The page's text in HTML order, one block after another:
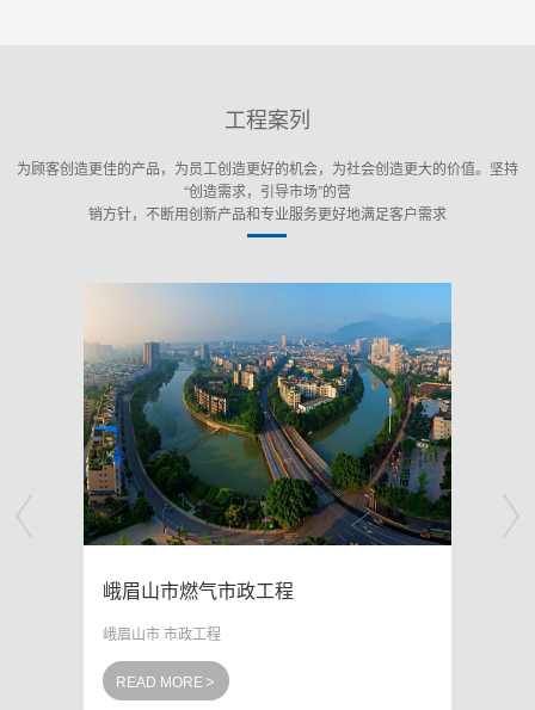
工程案列
为顾客创造更佳的产品，为员工创造更好的机会，为社会创造更大的价值。坚持
“创造需求，引导市场”的营
销方针，不断用创新产品和专业服务更好地满足客户需求
峨眉山市燃气市政工程
峨眉山市 市政工程
READ MORE>